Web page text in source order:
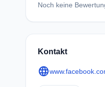
Noch keine
Kontakt
language